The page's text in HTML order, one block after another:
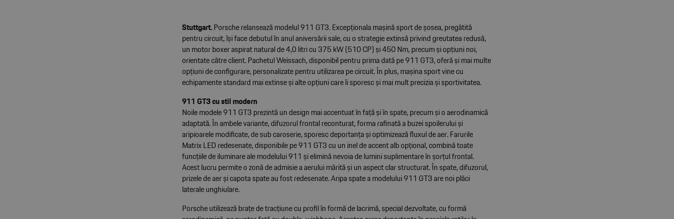
Stuttgart.Porsche relansează modelul 911 GT3. Excepționala mașină sport de șosea, pregătită
pentru circuit, își face debutul în anul aniversării sale, cu o strategie extinsă privind greutatea redusă,
un motor boxer aspirat natural de 4,0 litri cu 375 kW (510 CP) și 450 Nm, precum și opțiuni noi,
orientate către client. Pachetul Weissach, disponibil pentru prima dată pe 911 GT3, oferă și mai multe
opțiuni de configurare, personalizate pentru utilizarea pe circuit. În plus, mașina sport vine cu
echipamente standard mai extinse și alte opțiuni care îi sporesc și mai mult precizia și sportivitatea.
911 GT3 cu stil modern
Noile modele 911 GT3 prezintă un design mai accentuat în față și în spate, precum și o aerodinamică
adaptată. În ambele variante, difuzorul frontal reconturat, forma rafinată a buzei spoilerului și
aripioarele modificate, de sub caroserie, sporesc deportanța și optimizează fluxul de aer. Farurile
Matrix LED redesenate, disponibile pe 911 GT3 cu un inel de accent alb opțional, combină toate
funcțiile de iluminare ale modelului 911 și elimină nevoia de lumini suplimentare în șorțul frontal.
Acest lucru permite o zonă de admisie a aerului mărită și un aspect clar structurat. În spate, difuzorul,
prizele de aer și capota spate au fost redesenate. Aripa spate a modelului 911 GT3 are noi plăci
laterale unghiulare.
Porsche utilizează brațe de tracțiune cu profil în formă de lacrimă, special dezvoltate, cu formă